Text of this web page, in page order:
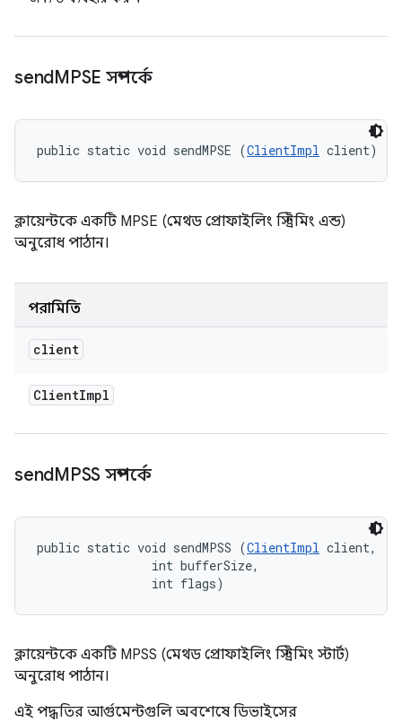
sendMPSE সম্পর্কে
public static void sendMPSE (ClientImpl client)
ক্লায়েন্টকে একটি MPSE (মেথড প্রোফাইলিং স্ট্রিমিং এন্ড)
অনুরোধ পাঠান।
পরামিতি
client
ClientImpl
sendMPSS সম্পর্কে
public static void sendMPSS (ClientImpl client,
                int bufferSize,
                int flags)
ক্লায়েন্টকে একটি MPSS (মেথড প্রোফাইলিং স্ট্রিমিং স্টার্ট)
অনুরোধ পাঠান।
এই পদ্ধতির আর্গুমেন্টগুলি অবশেষে ডিভাইসের